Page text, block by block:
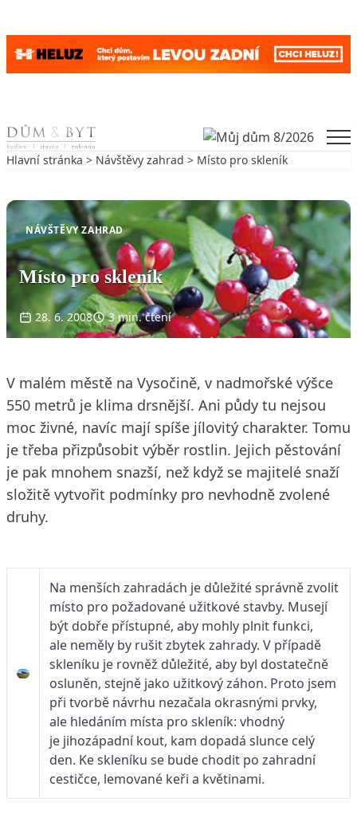
Skip to content
Hlavní stránka > Návštěvy zahrad > Místo pro skleník
NÁVŠTĚVY ZAHRAD
Místo pro skleník
28. 6. 2008 3 min. čtení
V malém městě na Vysočině, v nadmořské výšce
550 metrů je klima drsnější. Ani půdy tu nejsou
moc živné, navíc mají spíše jílovitý charakter. Tomu
je třeba přizpůsobit výběr rostlin. Jejich pěstování
je pak mnohem snazší, než když se majitelé snaží
složitě vytvořit podmínky pro nevhodně zvolené
druhy.
Na menších zahradách je důležité správně zvolit
místo pro požadované užitkové stavby. Musejí
být dobře přístupné, aby mohly plnit funkci,
ale neměly by rušit zbytek zahrady. V případě
skleníku je rovněž důležité, aby byl dostatečně
osluněn, stejně jako užitkový záhon. Proto jsem
při tvorbě návrhu nezačala okrasnými prvky,
ale hledáním místa pro skleník: vhodný
je jihozápadní kout, kam dopadá slunce celý
den. Ke skleníku se bude chodit po zahradní
cestičce, lemované keři a květinami.